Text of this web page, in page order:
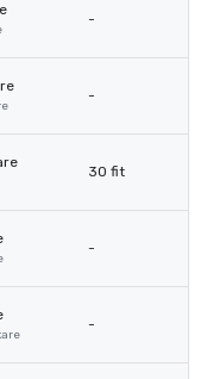
-
-
30 fit
-
-